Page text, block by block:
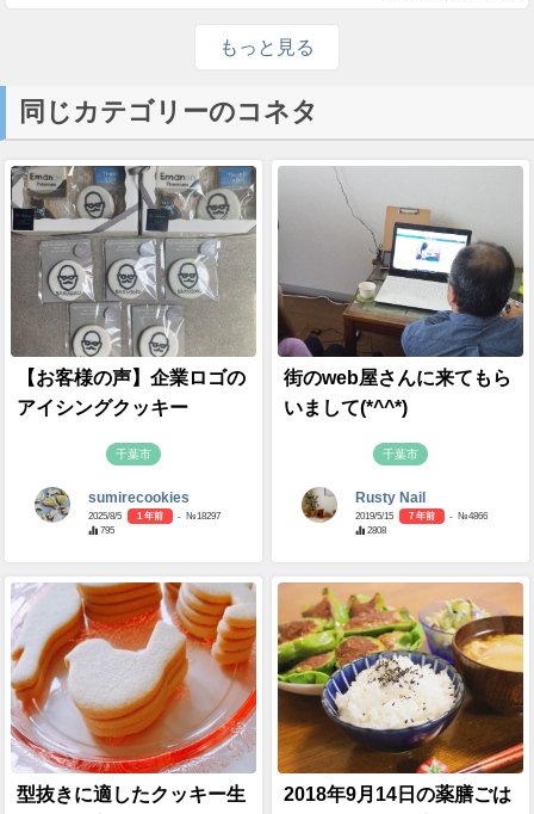
もっと見る
同じカテゴリーのコネタ
【お客様の声】企業ロゴの
アイシングクッキー
千葉市
sumirecookies
2025/8/5 1 年前
- №18297
795
街のweb屋さんに来てもら
いまして(*^^*)
千葉市
Rusty Nail
2019/5/15 7 年前
- №4866
2808
型抜きに適したクッキー生 2018年9月14日の薬膳ごは